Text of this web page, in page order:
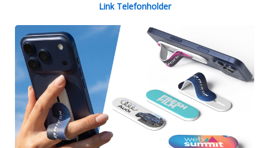
Link Telefonholder